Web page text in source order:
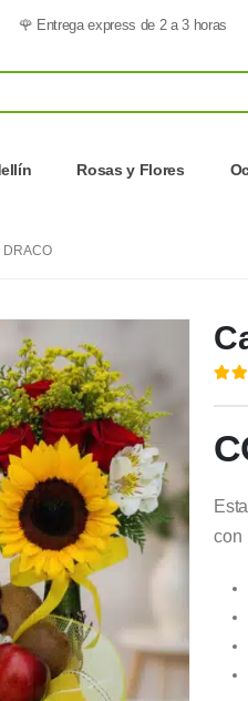
🌹 Entrega express de 2 a 3 horas
Rosas y Flores
DRACO
con